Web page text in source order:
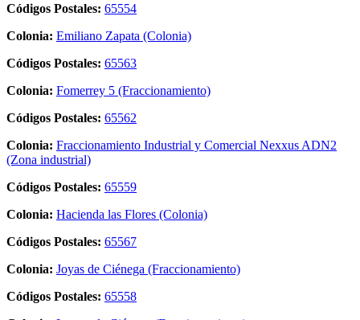
Códigos Postales: 65554
Colonia: Emiliano Zapata (Colonia)
Códigos Postales: 65563
Colonia: Fomerrey 5 (Fraccionamiento)
Códigos Postales: 65562
Colonia: Fraccionamiento Industrial y Comercial Nexxus ADN2
(Zona industrial)
Códigos Postales: 65559
Colonia: Hacienda las Flores (Colonia)
Códigos Postales: 65567
Colonia: Joyas de Ciénega (Fraccionamiento)
Códigos Postales: 65558